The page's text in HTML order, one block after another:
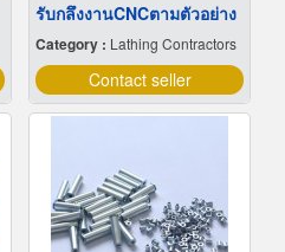
รับกลึงงานCNCตามตัวอย่าง
Category : Lathing Contractors
Contact seller